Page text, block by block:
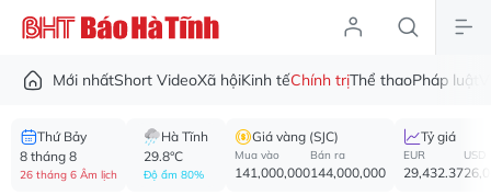
Mới nhấtShort VideoXã hộiKinh tếChính trịThể thaoPháp luật
Thứ Bảy
8 tháng 8
26 tháng 6 Âm lịch
Hà Tĩnh
29.8°C
Độ ẩm 80%
Giá vàng (SJC)
Mua vào
141,000,000
Bán ra
144,000,000
Tỷ giá
EUR
29,432.37
USD